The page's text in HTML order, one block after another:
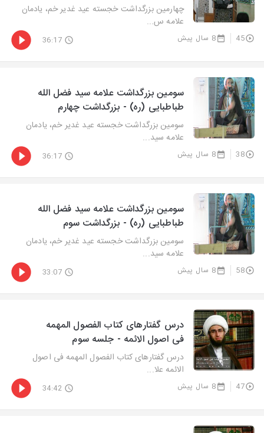
چهارمین بزرگداشت خجسته عید غدیر خم، یادمان
علامه س...
45 8 سال پیش 36:17
سومین بزرگداشت علامه سید فضل الله
طباطبایی (ره) - بزرگداشت چهارم
سومین بزرگداشت خجسته عید غدیر خم، یادمان
علامه سید...
38 8 سال پیش 36:17
سومین بزرگداشت علامه سید فضل الله
طباطبایی (ره) - بزرگداشت سوم
سومین بزرگداشت خجسته عید غدیر خم، یادمان
علامه سید...
58 8 سال پیش 33:07
درس گفتارهای کتاب الفصول المهمه
فی اصول الائمه - جلسه سوم
درس گفتارهای کتاب الفصول المهمه فی اصول
الائمه علا...
47 8 سال پیش 34:42